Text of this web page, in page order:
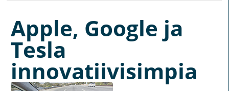
Apple, Google ja
Tesla
innovatiivisimpia